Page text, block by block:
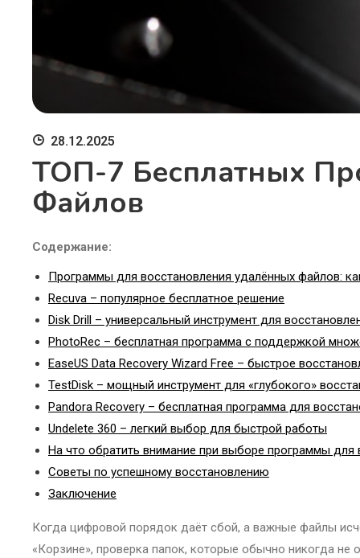
28.12.2025
ТОП-7 Бесплатных
Файлов
Содержание:
Программы для восстановления удалённых файлов:
Recuva – популярное бесплатное решение
Disk Drill – универсальный инструмент для
PhotoRec – бесплатная программа с поддержкой
EaseUS Data Recovery Wizard Free – быстрое
TestDisk – мощный инструмент для «глубокого»
Pandora Recovery – бесплатная программа для
Undelete 360 – легкий выбор для быстрой работы
На что обратить внимание при выборе программы для
Советы по успешному восстановлению
Заключение
Когда цифровой порядок даёт сбой, а важные файлы
«Корзине», проверка папок, которые обычно никогда